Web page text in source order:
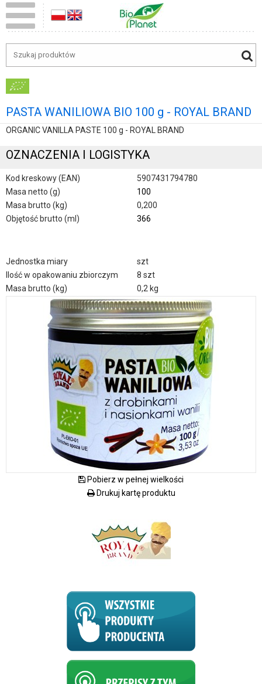
PASTA WANILIOWA BIO 100 g - ROYAL BRAND
ORGANIC VANILLA PASTE 100 g - ROYAL BRAND
OZNACZENIA I LOGISTYKA
Kod kreskowy (EAN)
5907431794780
Masa netto (g)
100
Masa brutto (kg)
0,200
Objętość brutto (ml)
366
Jednostka miary
szt
Ilość w opakowaniu zbiorczym
8 szt
Masa brutto (kg)
0,2 kg
Pobierz w pełnej wielkości
Drukuj kartę produktu